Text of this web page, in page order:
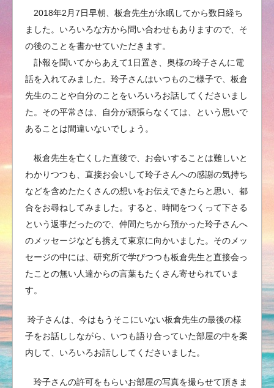
2018年2月7日早朝、板倉先生が永眠してから数日経ち
ました。いろいろな方から問い合わせもありますので、そ
の後のことを書かせていただきます。
訃報を聞いてからあえて1日置き、奥様の玲子さんに電
話を入れてみました。玲子さんはいつものご様子で、板倉
先生のことや自分のことをいろいろお話してくださいまし
た。その平常さは、自分が頑張らなくては、という思いで
あることは間違いないでしょう。
板倉先生を亡くした直後で、お会いすることは難しいと
わかりつつも、直接お会いして玲子さんへの感謝の気持ち
などを含めたたくさんの想いをお伝えできたらと思い、都
合をお尋ねしてみました。すると、時間をつくって下さる
という返事だったので、仲間たちから預かった玲子さんへ
のメッセージなども携えて東京に向かいました。そのメッ
セージの中には、研究所で学びつつも板倉先生と直接会っ
たことの無い人達からの言葉もたくさん寄せられていま
す。
玲子さんは、今はもうそこにいない板倉先生の最後の様
子をお話ししながら、いつも語り合っていた部屋の中を案
内して、いろいろお話ししてくださいました。
玲子さんの許可をもらいお部屋の写真を撮らせて頂きま